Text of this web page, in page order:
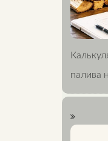
палива